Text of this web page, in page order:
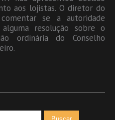
aos lojistas. O diretor do
se a autoridade
resolução sobre o
ordinária do Conselho